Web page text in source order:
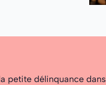
petite délinquance dans